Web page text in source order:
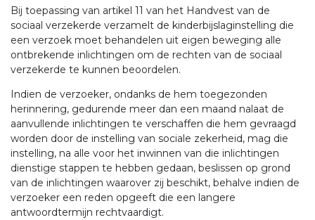
Bij toepassing van artikel 11 van het Handvest van de
sociaal verzekerde verzamelt de kinderbijslaginstelling die
een verzoek moet behandelen uit eigen beweging alle
ontbrekende inlichtingen om de rechten van de sociaal
verzekerde te kunnen beoordelen.
Indien de verzoeker, ondanks de hem toegezonden
herinnering, gedurende meer dan een maand nalaat de
aanvullende inlichtingen te verschaffen die hem gevraagd
worden door de instelling van sociale zekerheid, mag die
instelling, na alle voor het inwinnen van die inlichtingen
dienstige stappen te hebben gedaan, beslissen op grond
van de inlichtingen waarover zij beschikt, behalve indien de
verzoeker een reden opgeeft die een langere
antwoordtermijn rechtvaardigt.